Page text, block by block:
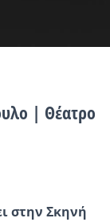
| Θέατρο
στην Σκηνή